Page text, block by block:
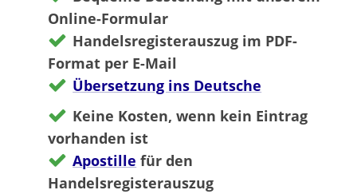
Online-Formular
Handelsregisterauszug im PDF-
Format per E-Mail
Übersetzung ins Deutsche
Keine Kosten, wenn kein Eintrag
vorhanden ist
Apostille für den
Handelsregisterauszug